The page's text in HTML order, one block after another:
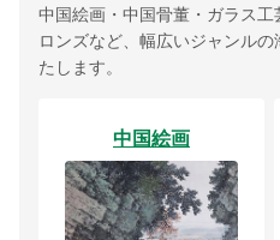
中国絵画・中国骨董・ガラス
ロンズなど、幅広いジャンル
たします。
中国絵画